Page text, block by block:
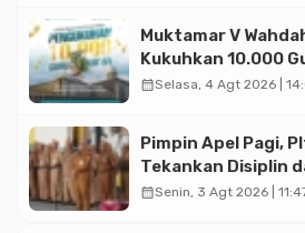
Muktamar V
Kukuhkan 10.000
Masjid Istiqlal
calendar_monthSelasa, 4 Agt 2026 |
Pimpin Apel Pagi,
Tekankan Disiplin
untuk Pelayanan
calendar_monthSenin, 3 Agt 2026 |